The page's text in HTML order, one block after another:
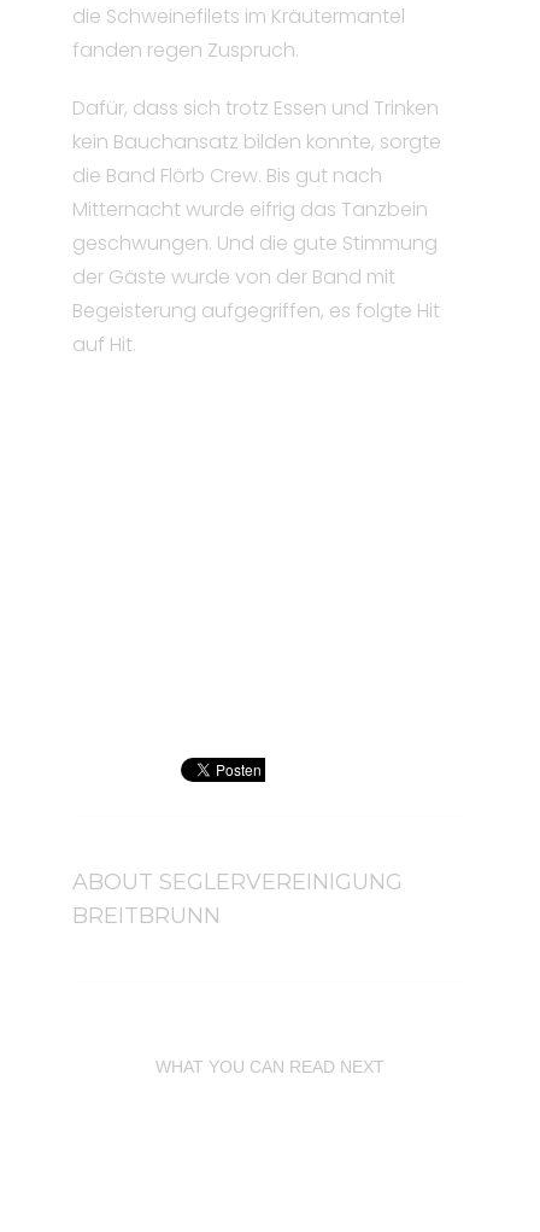
die Schweinefilets im Kräutermantel
fanden regen Zuspruch.
Dafür, dass sich trotz Essen und Trinken
kein Bauchansatz bilden konnte, sorgte
die Band Flörb Crew. Bis gut nach
Mitternacht wurde eifrig das Tanzbein
geschwungen. Und die gute Stimmung
der Gäste wurde von der Band mit
Begeisterung aufgegriffen, es folgte Hit
auf Hit.
ABOUT SEGLERVEREINIGUNG
BREITBRUNN
WHAT YOU CAN READ NEXT